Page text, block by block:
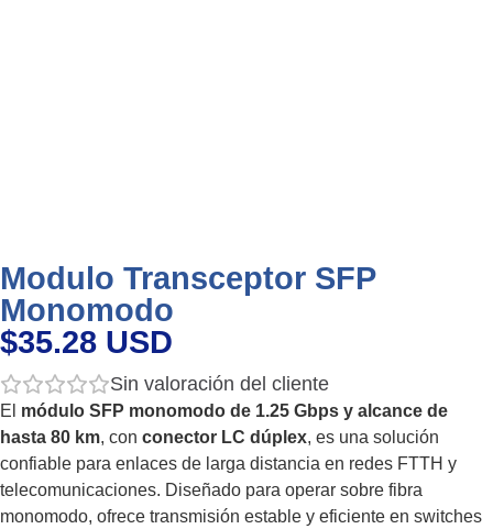
Modulo Transceptor SFP
Monomodo
$35.28 USD
Sin valoración del cliente
El módulo SFP monomodo de 1.25 Gbps y alcance de
hasta 80 km, con conector LC dúplex, es una solución
confiable para enlaces de larga distancia en redes FTTH y
telecomunicaciones. Diseñado para operar sobre fibra
monomodo, ofrece transmisión estable y eficiente en switches